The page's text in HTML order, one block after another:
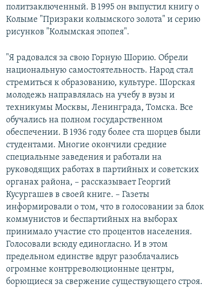
политзаключенный. В 1995 он выпустил книгу о
Колыме "Призраки колымского золота" и серию
рисунков "Колымская эпопея".
"Я радовался за свою Горную Шорию. Обрели
национальную самостоятельность. Народ стал
стремиться к образованию, культуре. Шорская
молодежь направлялась на учебу в вузы и
техникумы Москвы, Ленинграда, Томска. Все
обучались на полном государственном
обеспечении. В 1936 году более ста шорцев были
студентами. Многие окончили средние
специальные заведения и работали на
руководящих работах в партийных и советских
органах района, – рассказывает Георгий
Кусургашев в своей книге. – Газеты
информировали о том, что в голосовании за блок
коммунистов и беспартийных на выборах
принимало участие сто процентов населения.
Голосовали всюду единогласно. И в этом
предельном единстве вдруг разоблачались
огромные контрреволюционные центры,
борющиеся за свержение существующего строя.